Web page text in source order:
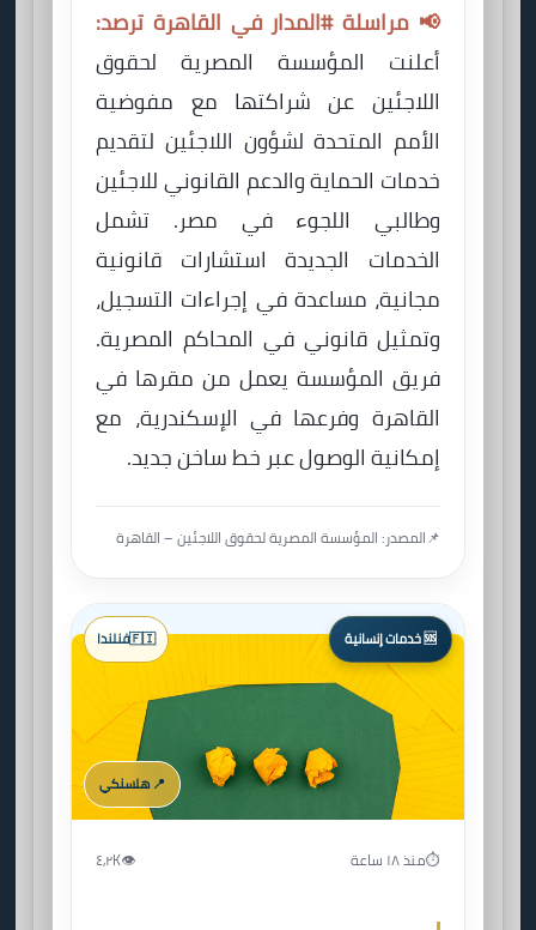
📢 مراسلة #المدار في القاهرة ترصد:
أعلنت المؤسسة المصرية لحقوق
اللاجئين عن شراكتها مع مفوضية
الأمم المتحدة لشؤون اللاجئين لتقديم
خدمات الحماية والدعم القانوني للاجئين
وطالبي اللجوء في مصر. تشمل
الخدمات الجديدة استشارات قانونية
مجانية، مساعدة في إجراءات التسجيل،
وتمثيل قانوني في المحاكم المصرية.
فريق المؤسسة يعمل من مقرها في
القاهرة وفرعها في الإسكندرية، مع
إمكانية الوصول عبر خط ساخن جديد.
📌المصدر: المؤسسة المصرية لحقوق اللاجئين – القاهرة
🆘 خدمات إنسانية
📍 هلسنكي
🇫🇮فنلندا
⏱️منذ ١٨ ساعة 👁️٤٫٢K